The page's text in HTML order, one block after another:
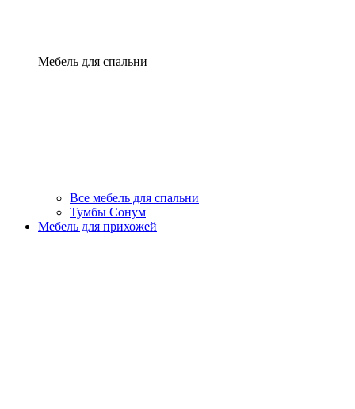
Мебель для спальни
Все мебель для спальни
Тумбы Сонум
Мебель для прихожей